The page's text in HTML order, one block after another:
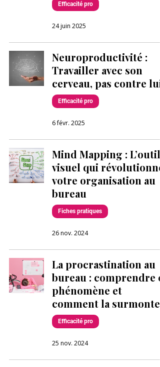
Efficacité pro
24 juin 2025
Neuroproductivité :
Travailler avec son
cerveau, pas contre lui
Efficacité pro
6 févr. 2025
Mind Mapping : L’outil
visuel qui révolutionne
votre organisation au
bureau
Fiches pratiques
26 nov. 2024
La procrastination au
bureau : comprendre
phénomène et
comment la surmonter
Efficacité pro
25 nov. 2024